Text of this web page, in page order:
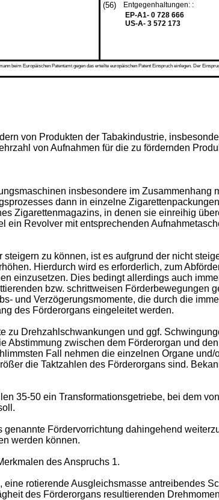
(56)
Entgegenhaltungen: :
EP-A1- 0 728 666
US-A- 3 572 173
beim Europäischen Patentamt gegen das erteilte europäischen Patent Einspruch einlegen. Der
von Produkten der Tabakindustrie,
von Aufnahmen für die zu fördernden
insbesondere im Zusammenhang
dann in einzelne
Zigarettenmagazins, in denen sie einreihig
Revolver mit entsprechenden
zu können, ist es aufgrund der nicht
Hierdurch wird es erforderlich, zum
einzusetzen. Dies bedingt allerdings auch
bzw. schrittweisen Förderbewegungen
und Verzögerungsmomente, die durch die
des Förderorgans eingeleitet werden.
zu Drehzahlschwankungen und ggf.
zwischen dem Förderorgan und
Fall nehmen die einzelnen Organe
die Taktzahlen des Förderorgans sind.
35-50 ein Transformationsgetriebe, bei dem
Fördervorrichtung dahingehend
werden können.
des Anspruchs 1.
rotierende Ausgleichsmasse antreibendes
des Förderorgans resultierenden